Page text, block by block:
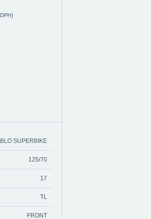
SUPERBIKE
125/70
17
TL
FRONT